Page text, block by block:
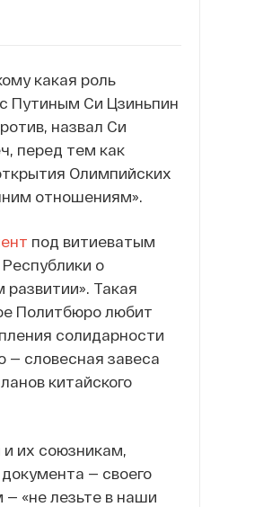
какая роль
Путиным Си Цзиньпин
назвал Си
перед тем как
Олимпийских
отношениям».
под витиеватым
о
Такая
Политбюро любит
солидарности
— словесная завеса
китайского
их союзникам,
— своего
— «не лезьте в наши